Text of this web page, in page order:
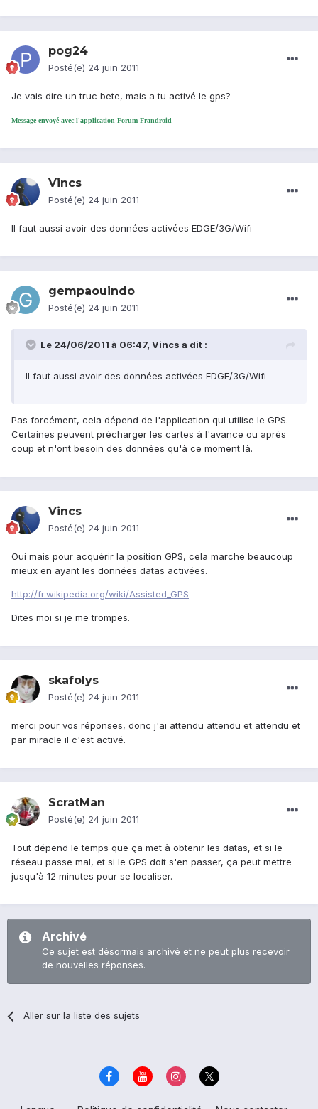
pog24
Posté(e) 24 juin 2011
Je vais dire un truc bete, mais a tu activé le gps?
Message envoyé avec l'application Forum Frandroid
Vincs
Posté(e) 24 juin 2011
Il faut aussi avoir des données activées EDGE/3G/Wifi
gempaouindo
Posté(e) 24 juin 2011
Le 24/06/2011 à 06:47, Vincs a dit :
Il faut aussi avoir des données activées EDGE/3G/Wifi
Pas forcément, cela dépend de l'application qui utilise le GPS.
Certaines peuvent précharger les cartes à l'avance ou après
coup et n'ont besoin des données qu'à ce moment là.
Vincs
Posté(e) 24 juin 2011
Oui mais pour acquérir la position GPS, cela marche beaucoup
mieux en ayant les données datas activées.
http://fr.wikipedia.org/wiki/Assisted_GPS
Dites moi si je me trompes.
skafolys
Posté(e) 24 juin 2011
merci pour vos réponses, donc j'ai attendu attendu et attendu et
par miracle il c'est activé.
ScratMan
Posté(e) 24 juin 2011
Tout dépend le temps que ça met à obtenir les datas, et si le
réseau passe mal, et si le GPS doit s'en passer, ça peut mettre
jusqu'à 12 minutes pour se localiser.
Archivé
Ce sujet est désormais archivé et ne peut plus recevoir
de nouvelles réponses.
Aller sur la liste des sujets